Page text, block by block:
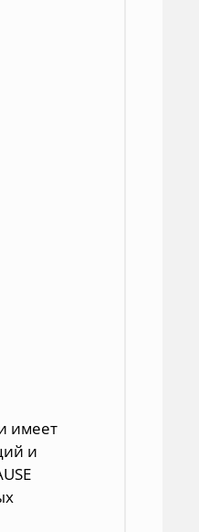
имеет
и